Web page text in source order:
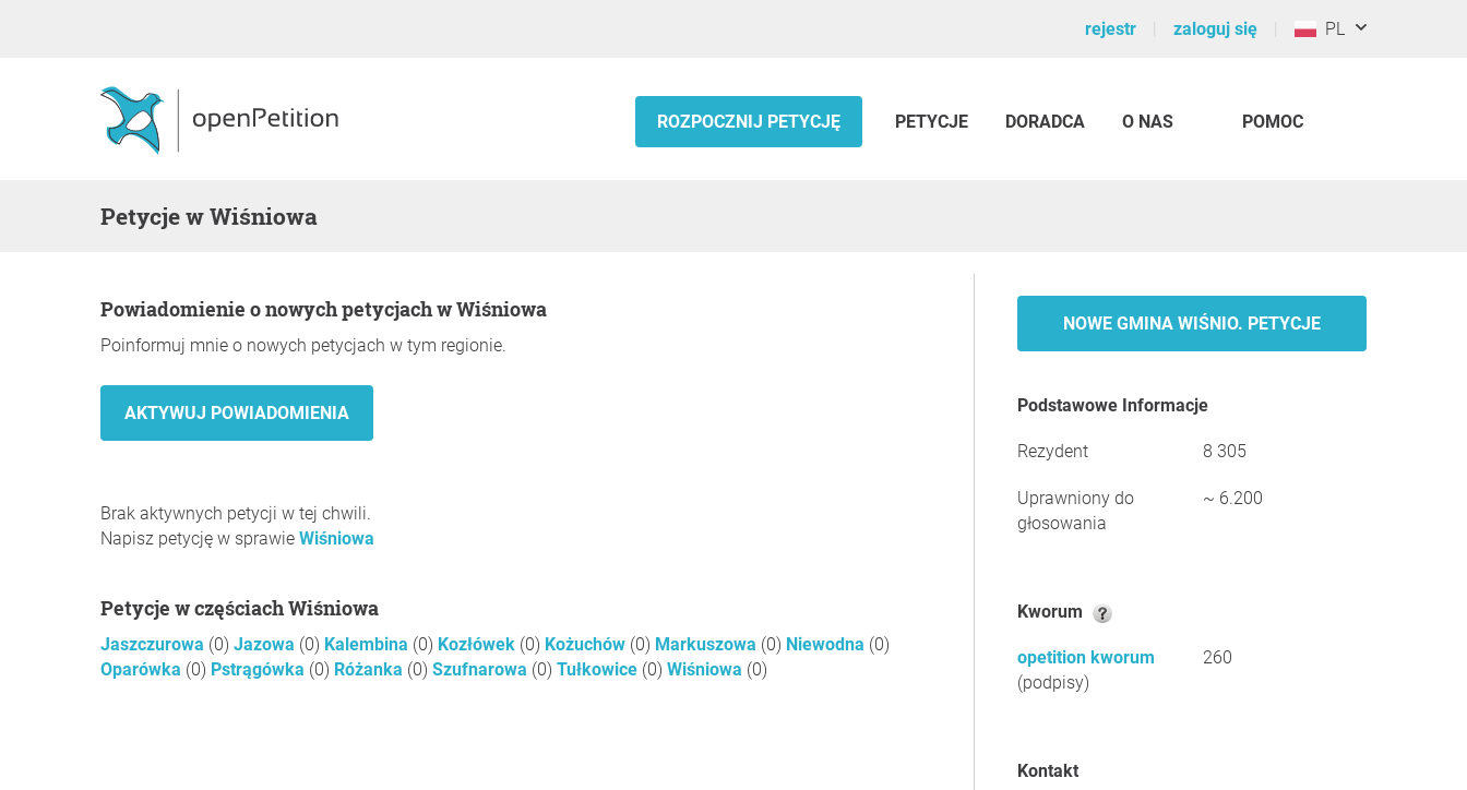
rejestr zaloguj się PL
ROZPOCZNIJ PETYCJĘ PETYCJE DORADCA O NAS POMOC
Petycje w Wiśniowa
Powiadomienie o nowych petycjach w Wiśniowa
Poinformuj mnie o nowych petycjach w tym regionie.
Brak aktywnych petycji w tej chwili.
Napisz petycję w sprawie Wiśniowa
Petycje w częściach Wiśniowa
Jaszczurowa (0) Jazowa (0) Kalembina (0) Kozłówek (0) Kożuchów (0) Markuszowa (0) Niewodna (0)
Oparówka (0) Pstrągówka (0) Różanka (0) Szufnarowa (0) Tułkowice (0) Wiśniowa (0)
NOWE GMINA WIŚNIO. PETYCJE
Podstawowe Informacje
Rezydent 8 305
Uprawniony do
głosowania
~ 6.200
Kworum
opetition kworum
(podpisy)
260
Kontakt